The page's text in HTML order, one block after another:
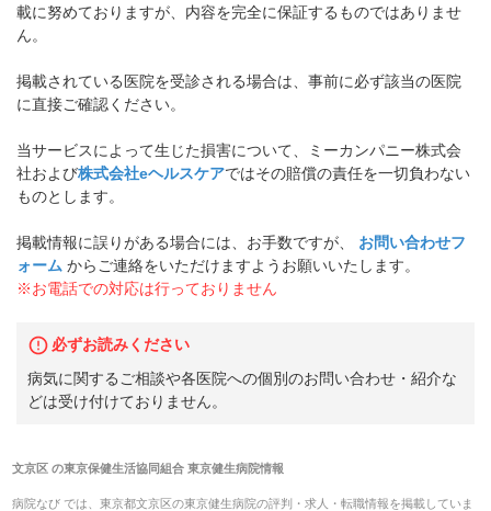
載に努めておりますが、内容を完全に保証するものではありませ
ん。
掲載されている医院を受診される場合は、事前に必ず該当の医院
に直接ご確認ください。
当サービスによって生じた損害について、ミーカンパニー株式会
社および株式会社eヘルスケアではその賠償の責任を一切負わない
ものとします。
掲載情報に誤りがある場合には、お手数ですが、
お問い合わせフ
ォーム からご連絡をいただけますようお願いいたします。
※お電話での対応は行っておりません
必ずお読みください
病気に関するご相談や各医院への個別のお問い合わせ・紹介な
どは受け付けておりません。
文京区の東京保健生活協同組合 東京健生病院情報
病院なび では、 東京都文京区の東京健生病院の評判・求人・転職情報を掲載していま